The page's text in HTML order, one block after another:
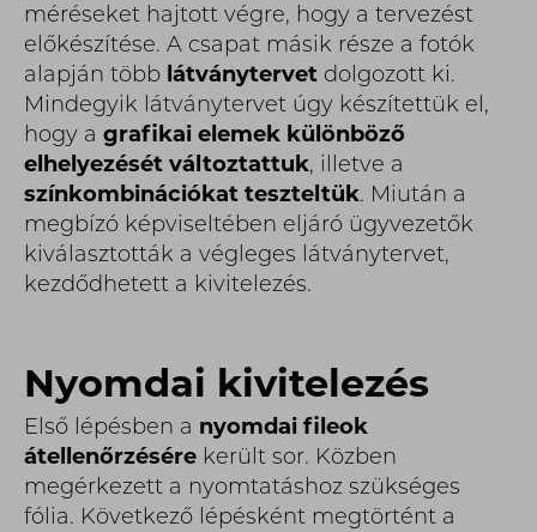
méréseket hajtott végre, hogy a tervezést
előkészítése. A csapat másik része a fotók
alapján több látványtervet dolgozott ki.
Mindegyik látványtervet úgy készítettük el,
hogy a grafikai elemek különböző
elhelyezését változtattuk, illetve a
színkombinációkat teszteltük. Miután a
megbízó képviseltében eljáró ügyvezetők
kiválasztották a végleges látványtervet,
kezdődhetett a kivitelezés.
Nyomdai kivitelezés
Első lépésben a nyomdai fileok
átellenőrzésére került sor. Közben
megérkezett a nyomtatáshoz szükséges
fólia. Következő lépésként megtörtént a